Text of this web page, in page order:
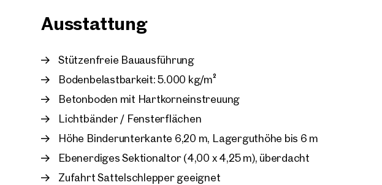
Ausstattung
Stützenfreie Bauausführung
Bodenbelastbarkeit: 5.000 kg/m²
Betonboden mit Hartkorneinstreuung
Lichtbänder / Fensterflächen
Höhe Binderunterkante 6,20 m, Lagerguthöhe bis 6 m
Ebenerdiges Sektionaltor (4,00 x 4,25 m), überdacht
Zufahrt Sattelschlepper geeignet